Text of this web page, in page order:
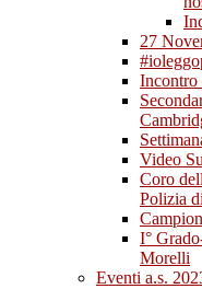
27
Video
Coro
Polizia
I°
Morelli
Eventi a.s.